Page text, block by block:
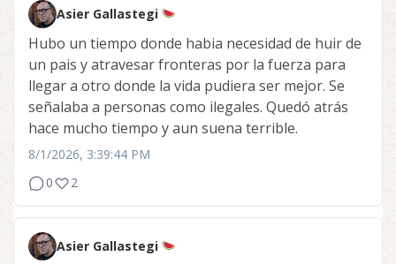
Asier Gallastegi
Hubo un tiempo donde habia necesidad de huir de
un pais y atravesar fronteras por la fuerza para
llegar a otro donde la vida pudiera ser mejor. Se
señalaba a personas como ilegales. Quedó atrás
hace mucho tiempo y aun suena terrible.
8/1/2026, 3:39:44 PM
0
2
Asier Gallastegi